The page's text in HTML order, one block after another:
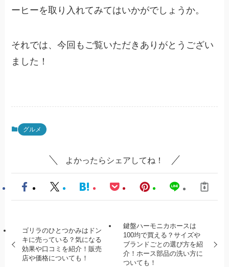
ーヒーを取り入れてみてはいかがでしょうか。
それでは、今回もご覧いただきありがとうござい
ました！
グルメ
よかったらシェアしてね！
ゴリラのひとつかみはドン
キに売っている？気になる
効果や口コミを紹介！販売
店や価格についても！
鍵盤ハーモニカホースは
100均で買える？サイズや
ブランドごとの選び方を紹
介！ホース部品の洗い方に
ついても！